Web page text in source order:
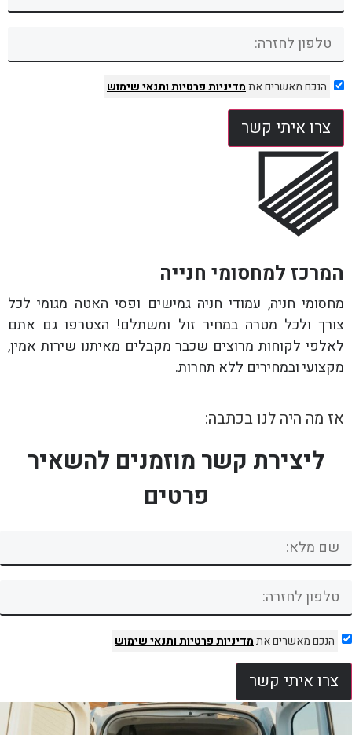
הנכם מאשרים אתמדיניות פרטיותותנאי שימוש
צרו איתי קשר
המרכז למחסומי חנייה
מחסומי חניה, עמודי חניה גמישים ופסי האטה מגומי לכל
צורך ולכל מטרה במחיר זול ומשתלם! הצטרפו גם אתם
לאלפי לקוחות מרוצים שכבר מקבלים מאיתנו שירות אמין,
מקצועי ובמחירים ללא תחרות.
אז מה היה לנו בכתבה:
ליצירת קשר מוזמנים להשאיר
פרטים
הנכם מאשרים אתמדיניות פרטיותותנאי שימוש
צרו איתי קשר